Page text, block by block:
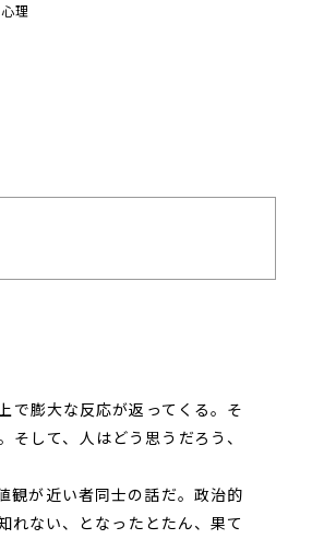
理
で膨大な反応が返ってくる。そ
して、人はどう思うだろう、
観が近い者同士の話だ。政治的
れない、となったとたん、果て